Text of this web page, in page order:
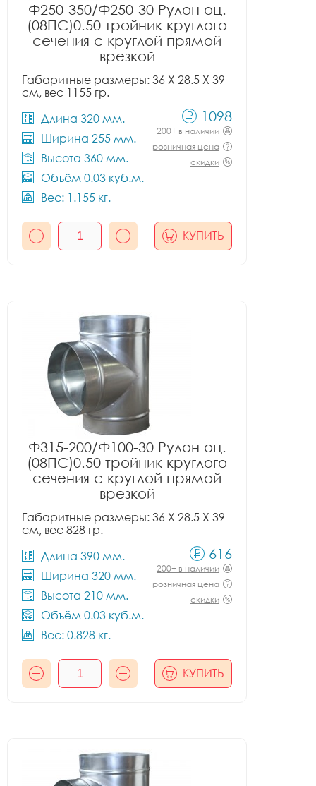
Ф250-350/Ф250-30 Рулон оц.
(08ПС)0.50 тройник круглого
сечения с круглой прямой
врезкой
Габаритные размеры: 36 X 28.5 X 39
см, вес 1155 гр.
Длина 320 мм.
Ширина 255 мм.
Высота 360 мм.
Объём 0.03 куб.м.
Вес: 1.155 кг.
1098
200+ в наличии
розничная цена
скидки
КУПИТЬ
Ф315-200/Ф100-30 Рулон оц.
(08ПС)0.50 тройник круглого
сечения с круглой прямой
врезкой
Габаритные размеры: 36 X 28.5 X 39
см, вес 828 гр.
Длина 390 мм.
Ширина 320 мм.
Высота 210 мм.
Объём 0.03 куб.м.
Вес: 0.828 кг.
616
200+ в наличии
розничная цена
скидки
КУПИТЬ